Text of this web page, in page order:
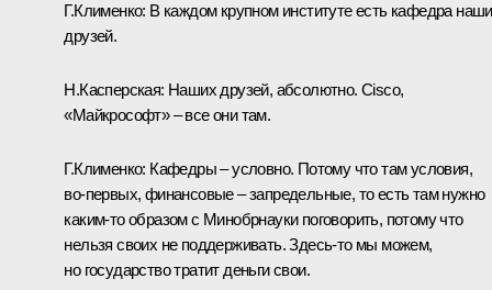
Г.Клименко: В каждом крупном институте есть кафедра
друзей.
Н.Касперская: Наших друзей, абсолютно. Cisco,
«Майкрософт» – все они там.
Г.Клименко: Кафедры – условно. Потому что там условия,
во‑первых, финансовые – запредельные, то есть там нужно
каким‑то образом с Минобрнауки поговорить, потому что
нельзя своих не поддерживать. Здесь‑то мы можем,
но государство тратит деньги свои.